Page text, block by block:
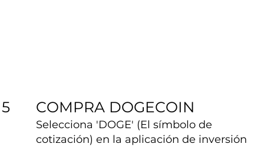
5 COMPRA DOGECOIN
Selecciona 'DOGE' (El símbolo de
cotización) en la aplicación de inversión